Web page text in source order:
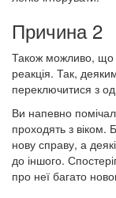
Причина 2
Також можливо, що
реакція. Так,
переключитися з
Ви напевно
проходять з віком.
нову справу, а
до іншого.
про неї багато